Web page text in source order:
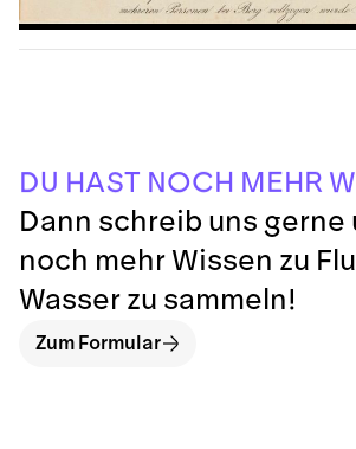
DU HAST NOCH MEHR W
Dann schreib uns gerne
noch mehr Wissen zu
Wasser zu sammeln!
Zum Formular